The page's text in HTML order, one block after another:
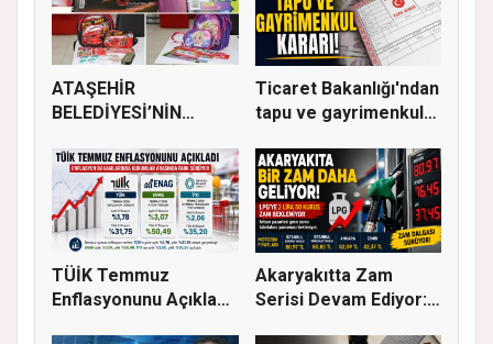
ATAŞEHİR
BELEDİYESİ’NİN
DEST...
Ticaret Bakanlığı'ndan
tapu ve gayrimenkul
TÜİK Temmuz
Enflasyonunu Açıkladı:
Akaryakıtta Zam
Serisi Devam Ediyor: